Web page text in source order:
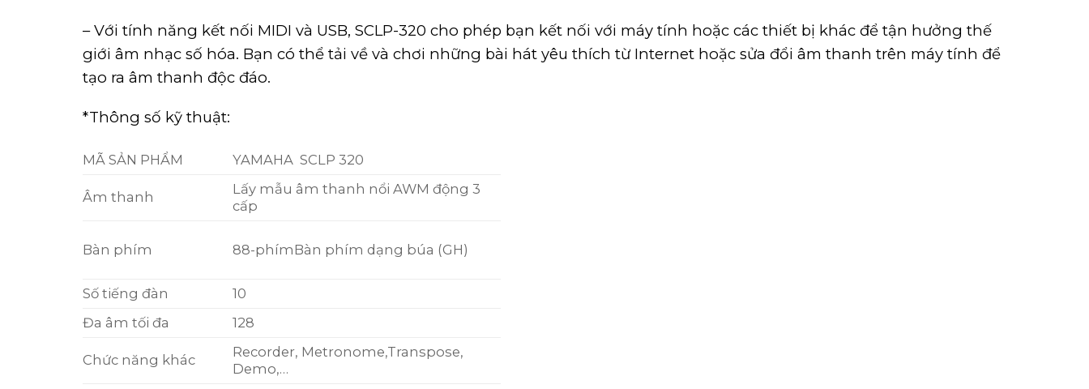
– Với tính năng kết nối MIDI và USB, SCLP-320 cho phép bạn kết nối với máy tính hoặc các thiết bị khác để tận hưởng thế
giới âm nhạc số hóa. Bạn có thể tải về và chơi những bài hát yêu thích từ Internet hoặc sửa đổi âm thanh trên máy tính để
tạo ra âm thanh độc đáo.
*Thông số kỹ thuật:
MÃ SẢN PHẨM YAMAHA SCLP 320
Âm thanh
Lấy mẫu âm thanh nổi AWM động 3
cấp
Bàn phím 88-phímBàn phím dạng búa (GH)
Số tiếng đàn
10
Đa âm tối đa
128
Chức năng khác
Recorder, Metronome,Transpose,
Demo,…